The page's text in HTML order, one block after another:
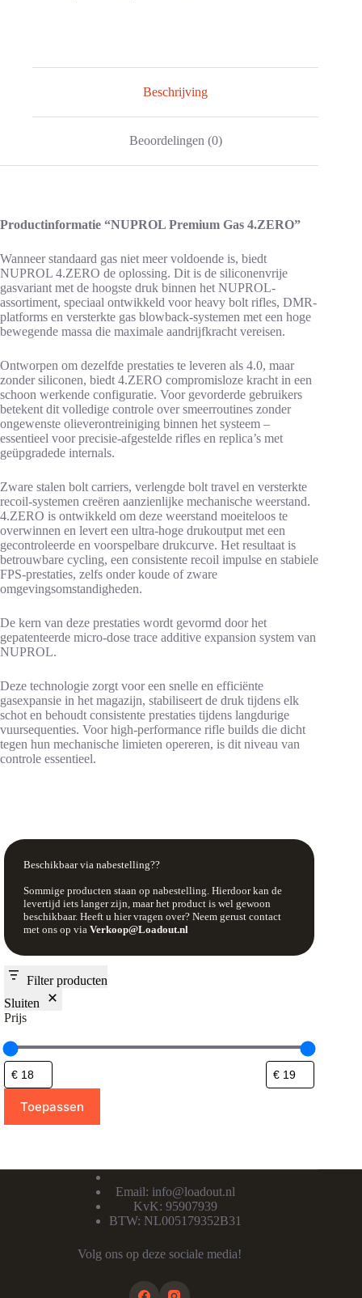
Beschrijving
Beoordelingen (0)
Productinformatie “NUPROL Premium Gas 4.ZERO”
Wanneer standaard gas niet meer voldoende is, biedt
NUPROL 4.ZERO de oplossing. Dit is de siliconenvrije
gasvariant met de hoogste druk binnen het NUPROL-
assortiment, speciaal ontwikkeld voor heavy bolt rifles, DMR-
platforms en versterkte gas blowback-systemen met een hoge
bewegende massa die maximale aandrijfkracht vereisen.
Ontworpen om dezelfde prestaties te leveren als 4.0, maar
zonder siliconen, biedt 4.ZERO compromisloze kracht in een
schoon werkende configuratie. Voor gevorderde gebruikers
betekent dit volledige controle over smeerroutines zonder
ongewenste olieverontreiniging binnen het systeem –
essentieel voor precisie-afgestelde rifles en replica’s met
geüpgradede internals.
Zware stalen bolt carriers, verlengde bolt travel en versterkte
recoil-systemen creëren aanzienlijke mechanische weerstand.
4.ZERO is ontwikkeld om deze weerstand moeiteloos te
overwinnen en levert een ultra-hoge drukoutput met een
gecontroleerde en voorspelbare drukcurve. Het resultaat is
betrouwbare cycling, een consistente recoil impulse en stabiele
FPS-prestaties, zelfs onder koude of zware
omgevingsomstandigheden.
De kern van deze prestaties wordt gevormd door het
gepatenteerde micro-dose trace additive expansion system van
NUPROL.
Deze technologie zorgt voor een snelle en efficiënte
gasexpansie in het magazijn, stabiliseert de druk tijdens elk
schot en behoudt consistente prestaties tijdens langdurige
vuursequenties. Voor high-performance rifle builds die dicht
tegen hun mechanische limieten opereren, is dit niveau van
controle essentieel.
Beschikbaar via nabestelling??
Sommige producten staan op nabestelling. Hierdoor kan de
levertijd iets langer zijn, maar het product is wel gewoon
beschikbaar. Heeft u hier vragen over? Neem gerust contact
met ons op via Verkoop@Loadout.nl
Filter producten
Sluiten
Prijs
Toepassen
Email: info@loadout.nl
KvK: 95907939
BTW: NL005179352B31
Volg ons op deze sociale media!